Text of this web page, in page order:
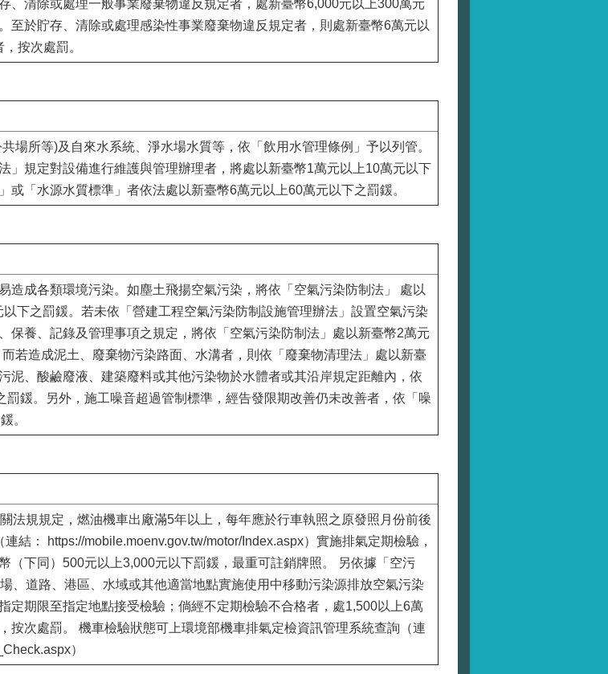
、清除或處理一般事業廢棄物違反規定者，處新臺幣6,000元以上300萬元
至於貯存、清除或處理感染性事業廢棄物違反規定者，則處新臺幣6萬元以
按次處罰。
場所等)及自來水系統、淨水場水質等，依「飲用水管理條例」予以列管。
」規定對設備進行維護與管理辦理者，將處以新臺幣1萬元以上10萬元以下
「水源水質標準」者依法處以新臺幣6萬元以上60萬元以下之罰鍰。
造成各類環境污染。如塵土飛揚空氣污染，將依「空氣污染防制法」 處以
下之罰鍰。若未依「營建工程空氣污染防制設施管理辦法」設置空氣污染
保養、記錄及管理事項之規定，將依「空氣污染防制法」處以新臺幣2萬元
若造成泥土、廢棄物污染路面、水溝者，則依「廢棄物清理法」處以新臺
泥、酸鹼廢液、建築廢料或其他污染物於水體者或其沿岸規定距離內，依
罰鍰。另外，施工噪音超過管制標準，經告發限期改善仍未改善者，依「噪
。
法規規定，燃油機車出廠滿5年以上，每年應於行車執照之原發照月份前後
結： https://mobile.moenv.gov.tw/motor/Index.aspx）實施排氣定期檢驗，
（下同）500元以上3,000元以下罰鍰，最重可註銷牌照。 另依據「空污
、道路、港區、水域或其他適當地點實施使用中移動污染源排放空氣污染
定期限至指定地點接受檢驗；倘經不定期檢驗不合格者，處1,500以上6萬
按次處罰。 機車檢驗狀態可上環境部機車排氣定檢資訊管理系統查詢（連
）